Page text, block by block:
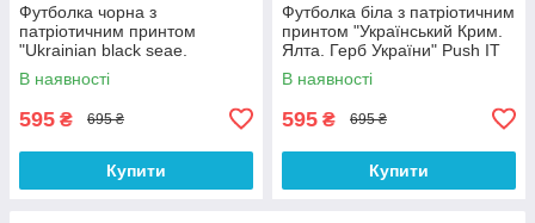
Футболка чорна з
патріотичним принтом
"Ukrainian black seaе.
Українське чорне море" Push
IT
В наявності
595 ₴ 695 ₴
Купити
Футболка біла з патріотичним
принтом "Український Крим.
Ялта. Герб України" Push IT
В наявності
595 ₴ 695 ₴
Купити